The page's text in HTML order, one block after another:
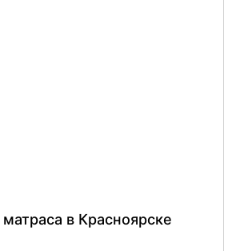
в Красноярске